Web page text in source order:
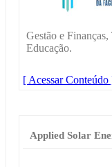
Gestão e
Educação.
[ Acessar Conteúdo
Applied Solar